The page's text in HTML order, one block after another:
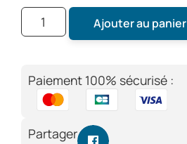
Ajouter au panier
Paiement 100% sécurisé :
Partager